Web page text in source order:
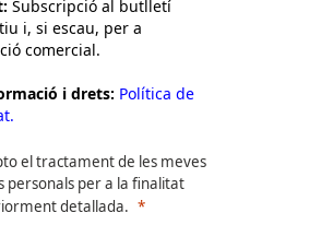
Subscripció al butlletí
i, si escau, per a
comercial.
i drets: Política de
el tractament de les meves
personals per a la finalitat
detallada.